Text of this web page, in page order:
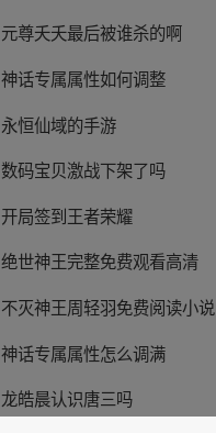
元尊夭夭最后被谁杀的啊
神话专属属性如何调整
永恒仙域的手游
数码宝贝激战下架了吗
开局签到王者荣耀
绝世神王完整免费观看高清
不灭神王周轻羽免费阅读小说
神话专属属性怎么调满
龙皓晨认识唐三吗